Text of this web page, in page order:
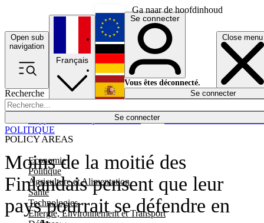
Ga naar de hoofdinhoud
Open sub
navigation
Close menu
Recherche
Se connecter
POLICY AREAS
Economie
Politique
Agriculture et Alimentation
Santé
Technologies
Energie, Environnement et Transport
Économie
Français
English
Deutsch
Español
Se connecter
Vous êtes déconnecté.
Se connecter
Moins de la moitié des
Finlandais pensent que leur
pays pourrait se défendre en
POLITIQUE